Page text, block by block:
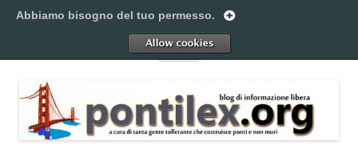
al
Pontilex
Menu
Abbiamo bisogno del tuo permesso.